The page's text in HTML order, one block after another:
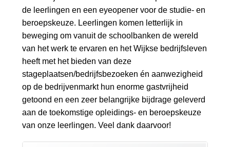
de leerlingen en een eyeopener voor de studie- en
beroepskeuze. Leerlingen komen letterlijk in
beweging om vanuit de schoolbanken de wereld
van het werk te ervaren en het Wijkse bedrijfsleven
heeft met het bieden van deze
stageplaatsen/bedrijfsbezoeken én aanwezigheid
op de bedrijvenmarkt hun enorme gastvrijheid
getoond en een zeer belangrijke bijdrage geleverd
aan de toekomstige opleidings- en beroepskeuze
van onze leerlingen. Veel dank daarvoor!